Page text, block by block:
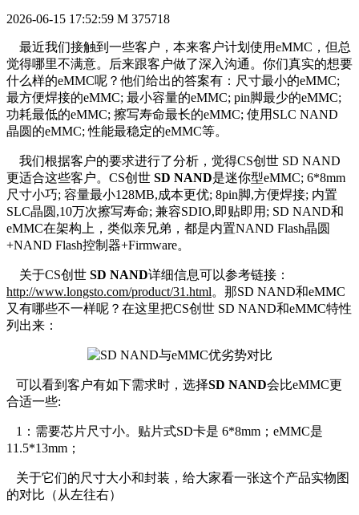
2026-06-15 17:52:59 M 375718
最近我们接触到一些客户，本来客户计划使用eMMC，但总
觉得哪里不满意。后来跟客户做了深入沟通。你们真实的想要
什么样的eMMC呢？他们给出的答案有：尺寸最小的eMMC;
最方便焊接的eMMC; 最小容量的eMMC; pin脚最少的eMMC;
功耗最低的eMMC; 擦写寿命最长的eMMC; 使用SLC NAND
晶圆的eMMC; 性能最稳定的eMMC等。
我们根据客户的要求进行了分析，觉得CS创世 SD NAND
更适合这些客户。CS创世 SD NAND是迷你型eMMC; 6*8mm
尺寸小巧; 容量最小128MB,成本更优; 8pin脚,方便焊接; 内置
SLC晶圆,10万次擦写寿命; 兼容SDIO,即贴即用; SD NAND和
eMMC在架构上，类似亲兄弟，都是内置NAND Flash晶圆
+NAND Flash控制器+Firmware。
关于CS创世 SD NAND详细信息可以参考链接：
http://www.longsto.com/product/31.html。那SD NAND和eMMC
又有哪些不一样呢？在这里把CS创世 SD NAND和eMMC特性
列出来：
可以看到客户有如下需求时，选择SD NAND会比eMMC更
合适一些:
1：需要芯片尺寸小。贴片式SD卡是 6*8mm；eMMC是
11.5*13mm；
关于它们的尺寸大小和封装，给大家看一张这个产品实物图
的对比（从左往右）